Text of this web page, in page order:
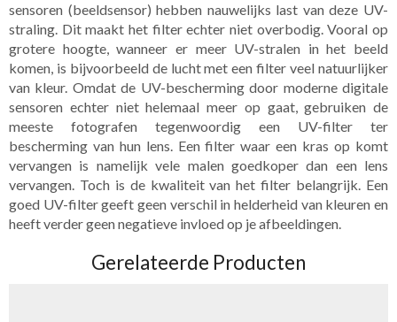
sensoren (beeldsensor) hebben nauwelijks last van deze UV-
straling. Dit maakt het filter echter niet overbodig. Vooral op
grotere hoogte, wanneer er meer UV-stralen in het beeld
komen, is bijvoorbeeld de lucht met een filter veel natuurlijker
van kleur. Omdat de UV-bescherming door moderne digitale
sensoren echter niet helemaal meer op gaat, gebruiken de
meeste fotografen tegenwoordig een UV-filter ter
bescherming van hun lens. Een filter waar een kras op komt
vervangen is namelijk vele malen goedkoper dan een lens
vervangen. Toch is de kwaliteit van het filter belangrijk. Een
goed UV-filter geeft geen verschil in helderheid van kleuren en
heeft verder geen negatieve invloed op je afbeeldingen.
Gerelateerde Producten